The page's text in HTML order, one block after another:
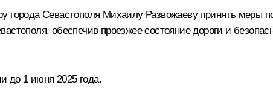
города Севастополя Михаилу Развожаеву принять меры
обеспечив проезжее состояние дороги и
до 1 июня 2025 года.